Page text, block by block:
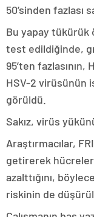
50’sinden fazlası
Bu yapay tükürük
test edildiğinde,
95’ten fazlasının,
HSV-2 virüsünün
görüldü.
Sakız, virüs
Araştırmacılar,
getirerek
azalttığını,
riskinin de